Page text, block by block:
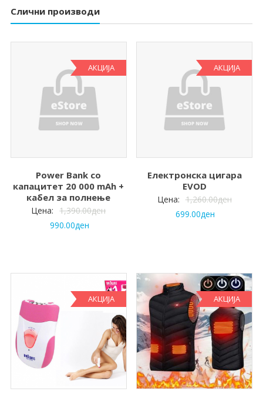
Слични производи
АКЦИЈА
Power Bank со
капацитет 20 000 mAh +
кабел за полнење
Цена: 1,390.00ден
990.00ден
АКЦИЈА
Електронска цигара
EVOD
Цена: 1,260.00ден
699.00ден
АКЦИЈА АКЦИЈА